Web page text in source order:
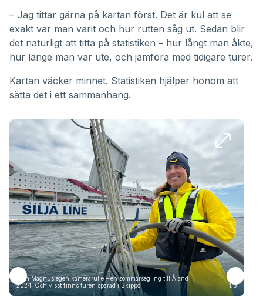
– Jag tittar gärna på kartan först. Det är kul att se
exakt var man varit och hur rutten såg ut. Sedan blir
det naturligt att titta på statistiken – hur långt man åkte,
hur länge man var ute, och jämföra med tidigare turer.
Kartan väcker minnet. Statistiken hjälper honom att
sätta det i ett sammanhang.
Från Magnus egen kamerarulle – en sommarsegling till Åland
2024. Och visst finns turen sparad i Skippo.
1/5